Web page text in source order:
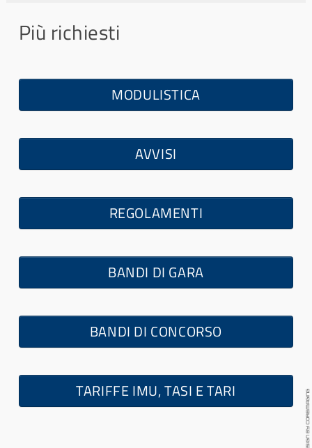
Più richiesti
MODULISTICA
AVVISI
REGOLAMENTI
BANDI DI GARA
BANDI DI CONCORSO
TARIFFE IMU, TASI E TARI